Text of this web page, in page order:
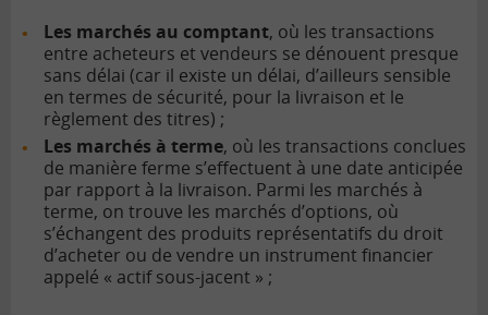
Les marchés au comptant, où les transactions
entre acheteurs et vendeurs se dénouent presque
sans délai (car il existe un délai, d’ailleurs sensible
en termes de sécurité, pour la livraison et le
règlement des titres) ;
Les marchés à terme, où les transactions conclues
de manière ferme s’effectuent à une date anticipée
par rapport à la livraison. Parmi les marchés à
terme, on trouve les marchés d’options, où
s’échangent des produits représentatifs du droit
d’acheter ou de vendre un instrument financier
appelé « actif sous-jacent » ;